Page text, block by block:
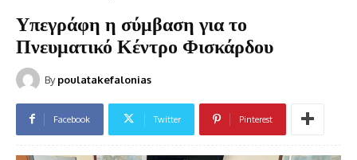
Υπεγράφη η σύμβαση για το
Πνευματικό Κέντρο Φισκάρδου
By poulatakefalonias
Facebook Twitter Pinterest